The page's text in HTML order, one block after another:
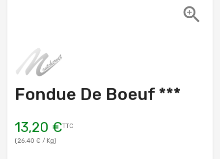

Fondue De Boeuf ***
13,20 €
(26,40 € / Kg)
TTC